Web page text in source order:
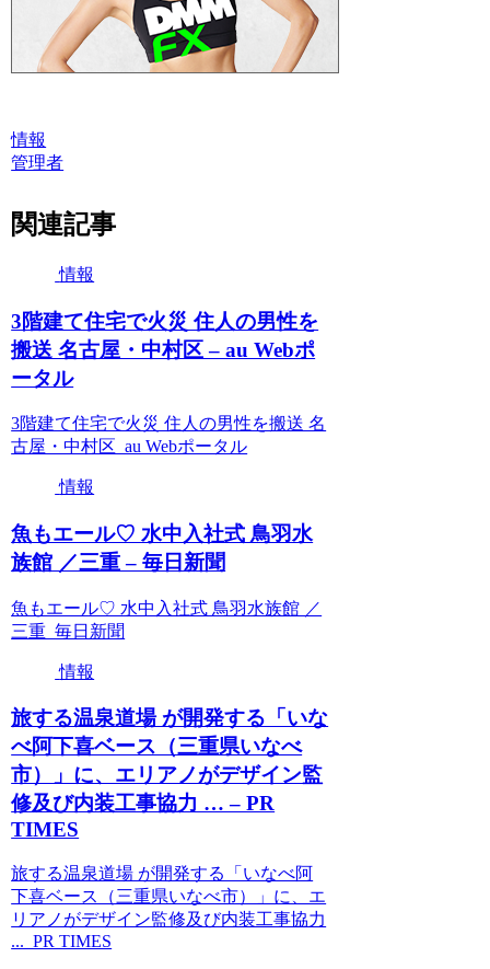
情報
管理者
関連記事
情報
3階建て住宅で火災 住人の男性を
搬送 名古屋・中村区 – au Webポ
ータル
3階建て住宅で火災 住人の男性を搬送 名
古屋・中村区 au Webポータル
情報
魚もエール♡ 水中入社式 鳥羽水
族館 ／三重 – 毎日新聞
魚もエール♡ 水中入社式 鳥羽水族館 ／
三重 毎日新聞
情報
旅する温泉道場 が開発する「いな
べ阿下喜ベース（三重県いなべ
市）」に、エリアノがデザイン監
修及び内装工事協力 … – PR
TIMES
旅する温泉道場 が開発する「いなべ阿
下喜ベース（三重県いなべ市）」に、エ
リアノがデザイン監修及び内装工事協力
... PR TIMES